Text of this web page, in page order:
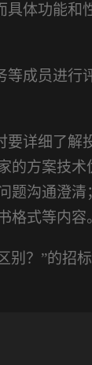
具体功能和
等成员进行
要详细了解
的方案技术
题沟通澄清
格式等内容
别？”的招